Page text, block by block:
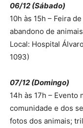
06/12 (Sábado)
10h às 15h – Feira
abandono de
Local: Hospital
1093)
07/12 (Domingo)
14h às 17h – Evento
comunidade e dos
fotos dos animais;